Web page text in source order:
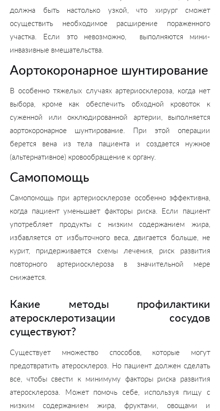
должна быть настолько узкой, что хирург сможет
осуществить необходимое расширение пораженного
участка. Если это невозможно, выполняются мини-
инвазивные вмешательства.
Аортокоронарное шунтирование
В особенно тяжелых случаях артериосклероза, когда нет
выбора, кроме как обеспечить обходной кровоток к
суженной или окклюдированной артерии, выполняется
аортокоронарное шунтирование. При этой операции
берется вена из тела пациента и создается нужное
(альтернативное) кровообращение к органу.
Самопомощь
Самопомощь при артериосклерозе особенно эффективна,
когда пациент уменьшает факторы риска. Если пациент
употребляет продукты с низким содержанием жира,
избавляется от избыточного веса, двигается больше, не
курит, придерживается схемы лечения, риск развития
повторного артериосклероза в значительной мере
снижается.
Какие методы профилактики
атеросклеротизации сосудов
существуют?
Существует множество способов, которые могут
предотвратить атеросклероз. Но пациент должен сделать
все, чтобы свести к минимуму факторы риска развития
атеросклероза. Может помочь себе, используя пищу с
низким содержанием жира, фруктами, овощами и